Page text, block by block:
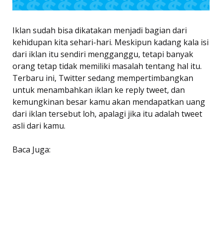
Iklan sudah bisa dikatakan menjadi bagian dari
kehidupan kita sehari-hari. Meskipun kadang kala isi
dari iklan itu sendiri mengganggu, tetapi banyak
orang tetap tidak memiliki masalah tentang hal itu.
Terbaru ini, Twitter sedang mempertimbangkan
untuk menambahkan iklan ke reply tweet, dan
kemungkinan besar kamu akan mendapatkan uang
dari iklan tersebut loh, apalagi jika itu adalah tweet
asli dari kamu.
Baca Juga: